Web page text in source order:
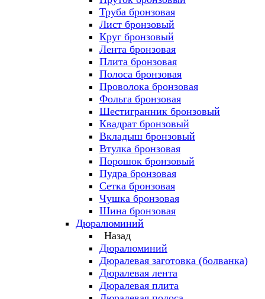
Труба бронзовая
Лист бронзовый
Круг бронзовый
Лента бронзовая
Плита бронзовая
Полоса бронзовая
Проволока бронзовая
Фольга бронзовая
Шестигранник бронзовый
Квадрат бронзовый
Вкладыш бронзовый
Втулка бронзовая
Порошок бронзовый
Пудра бронзовая
Сетка бронзовая
Чушка бронзовая
Шина бронзовая
Дюралюминий
Назад
Дюралюминий
Дюралевая заготовка (болванка)
Дюралевая лента
Дюралевая плита